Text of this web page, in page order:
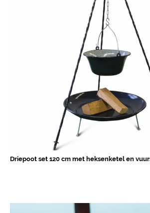
Driepoot set 120 cm met heksenketel en